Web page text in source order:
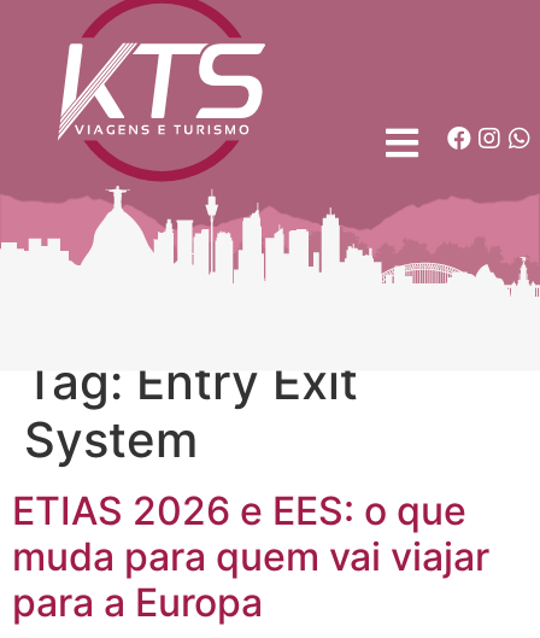
Tag: Entry Exit
System
ETIAS 2026 e EES: o que
muda para quem vai viajar
para a Europa